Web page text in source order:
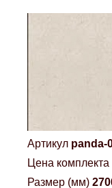
Артикул panda-
Цена комплекта
Размер (мм)